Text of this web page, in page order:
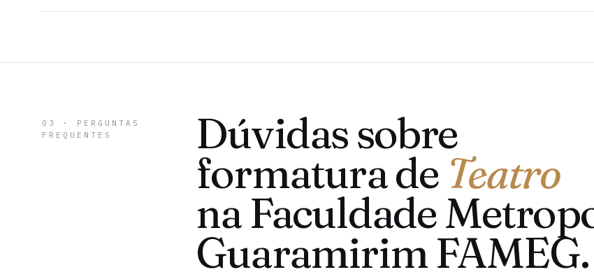
03 · PERGUNTAS
FREQUENTES
Dúvidas sobre
formatura de Teatro
na Faculdade
Guaramirim FAMEG.